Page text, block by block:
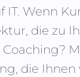
IT. Wenn
die zu
die